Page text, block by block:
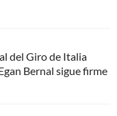
del Giro de Italia
Bernal sigue firme